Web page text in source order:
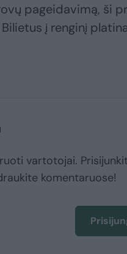
pageidavimą, ši
į renginį platina
vartotojai.
komentaruose!